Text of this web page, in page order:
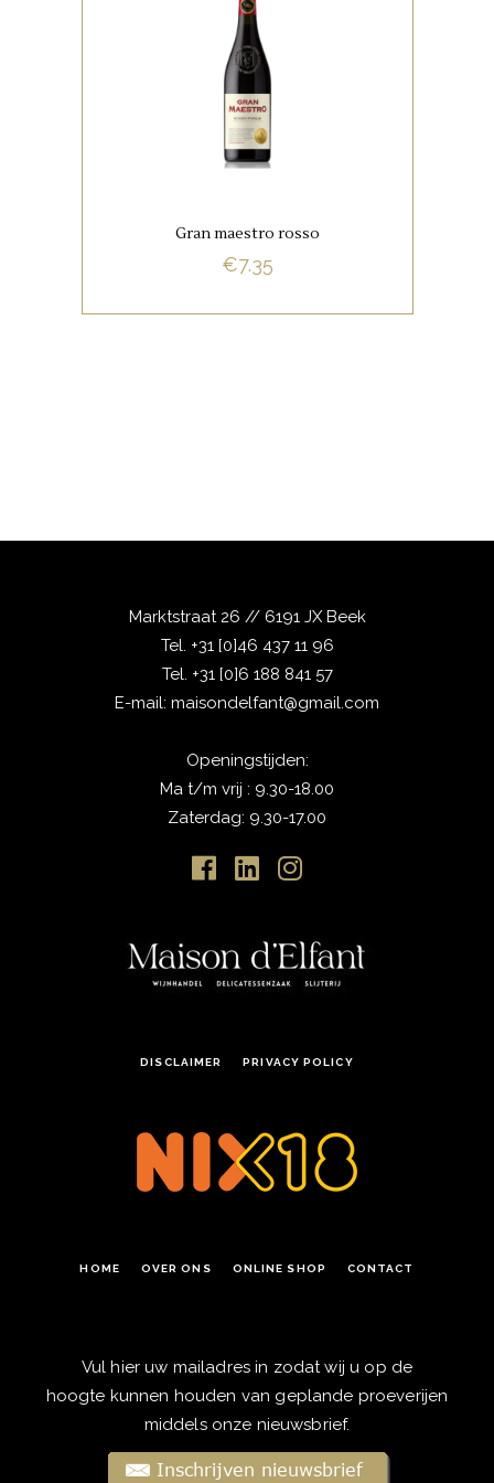
RODE WIJNEN
Deze Gran Maestro is gemaakt
van Sangiovese en Primitivo
druiven. De druiven komen uit
BUY NOW
Gran maestro rosso
€7.35
Marktstraat 26 // 6191 JX Beek
Tel. +31 [0]46 437 11 96
Tel. +31 [0]6 188 841 57
E-mail: maisondelfant@gmail.com
Openingstijden:
Ma t/m vrij : 9.30-18.00
Zaterdag: 9.30-17.00
DISCLAIMER PRIVACY POLICY
HOME OVER ONS ONLINE SHOP CONTACT
Vul hier uw mailadres in zodat wij u op de
hoogte kunnen houden van geplande proeverijen
middels onze nieuwsbrief.